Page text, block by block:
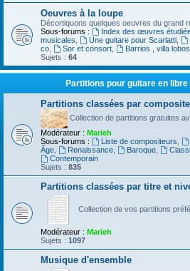
Oeuvres à la loupe
Décortiquons quelques oeuvres du grand
Sous-forums :
Index des œuvres
musicales
Une guitare pour Scarlatti,
co
Sor et consort, Barrios , villa lobos
Sujets : 64
Partitions pour guitare en
Partitions classées par
Collection de partitions gratuites
Modérateur : Marieh
Sous-forums :
Liste de compositeurs
Âge
Renaissance, Baroque,
Contemporain
Sujets : 835
Partitions classées par titre et
Collection de vos partitions
Modérateur : Marieh
Sujets : 1097
Musique d'ensemble